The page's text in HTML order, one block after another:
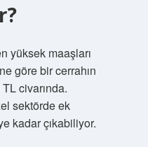
yüksek maaşları
göre bir cerrahın
civarında.
sektörde ek
kadar çıkabiliyor.